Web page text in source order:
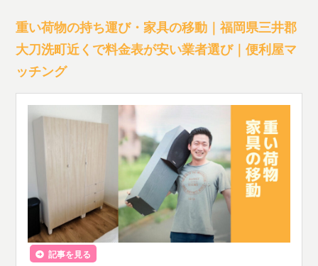
重い荷物の持ち運び・家具の移動｜福岡県三井郡
大刀洗町近くで料金表が安い業者選び｜便利屋マ
ッチング
記事を見る